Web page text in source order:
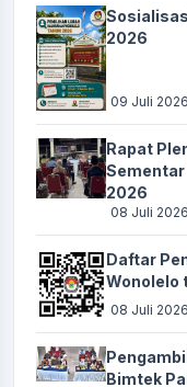
Waktu
Lokasi
Koordinator
FGD
Waktu
Lokasi
PENYALURAN
Waktu
Lokasi
Koordinator
2026
09 Juli 2026
Rapat
Sementar
2026
08 Juli 2026
Daftar
Wonolelo
08 Juli 2026
Bimtek